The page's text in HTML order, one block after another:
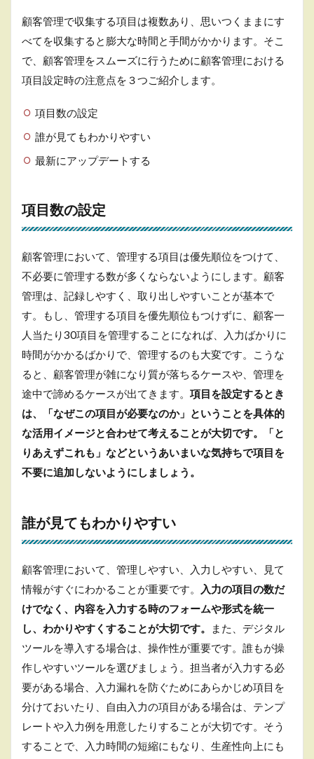
グデ
ータ
で活
用す
る
顧
客
デ
タ
理
方
法
6.1
算ソ
フト
理
6.2
顧客
管理
テム
の利
6.3
によ
7
ま
め
顧客管理で収集する項目は複数あり、思いつくままにす
べてを収集すると膨大な時間と手間がかかります。そこ
で、顧客管理をスムーズに行うために顧客管理における
項目設定時の注意点を３つご紹介します。
項目数の設定
誰が見てもわかりやすい
最新にアップデートする
項目数の設定
顧客管理において、管理する項目は優先順位をつけて、
不必要に管理する数が多くならないようにします。顧客
管理は、記録しやすく、取り出しやすいことが基本で
す。もし、管理する項目を優先順位もつけずに、顧客一
人当たり30項目を管理することになれば、入力ばかりに
時間がかかるばかりで、管理するのも大変です。こうな
ると、顧客管理が雑になり質が落ちるケースや、管理を
途中で諦めるケースが出てきます。 項目を設定するとき
は、「なぜこの項目が必要なのか」ということを具体的
な活用イメージと合わせて考えることが大切です。「と
りあえずこれも」などというあいまいな気持ちで項目を
不要に追加しないようにしましょう。
誰が見てもわかりやすい
顧客管理において、管理しやすい、入力しやすい、見て
情報がすぐにわかることが重要です。
入力の項目の数だ
けでなく、内容を入力する時のフォームや形式を統一
し、わかりやすくすることが大切です。
また、デジタル
ツールを導入する場合は、操作性が重要です。誰もが操
作しやすいツールを選びましょう。担当者が入力する必
要がある場合、入力漏れを防ぐためにあらかじめ項目を
分けておいたり、自由入力の項目がある場合は、テンプ
レートや入力例を用意したりすることが大切です。そう
することで、入力時間の短縮にもなり、生産性向上にも